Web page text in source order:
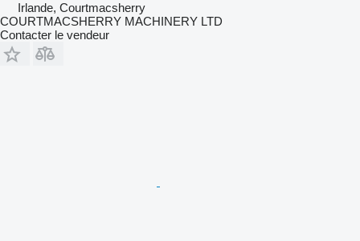
Irlande, Courtmacsherry
COURTMACSHERRY MACHINERY LTD
Contacter le vendeur